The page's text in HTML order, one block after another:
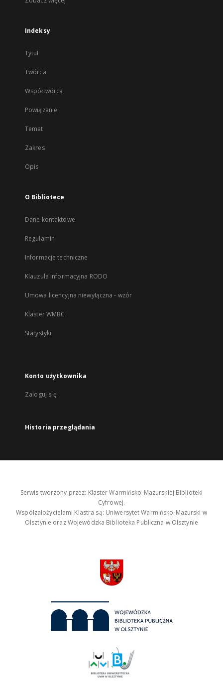
Indeksy
Tytuł
Twórca
Współtwórca
Powiązanie
Temat
Zakres
Opis
O Bibliotece
Dane kontaktowe
Regulamin
Informacje techniczne
Klauzula informacyjna RODO
Umowa licencyjna niewyłączna - wzór
Klaster WMBC
Statystyki
Konto użytkownika
Zaloguj się
Historia przeglądania
Serwis tworzony przez: Klaster Warmińsko-Mazurskiej Biblioteki
Cyfrowej.
Współzałożycielami Klastra są: Uniwersytet Warmińsko-Mazurski w
Olsztynie oraz Wojewódzka Biblioteka Publiczna w Olsztynie